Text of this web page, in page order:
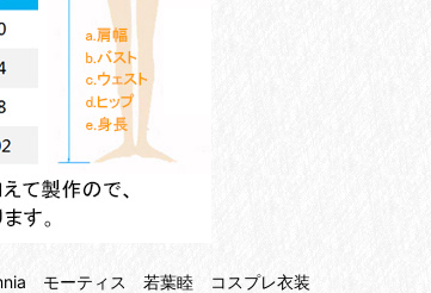
モーティス 若葉睦 コスプレ衣装